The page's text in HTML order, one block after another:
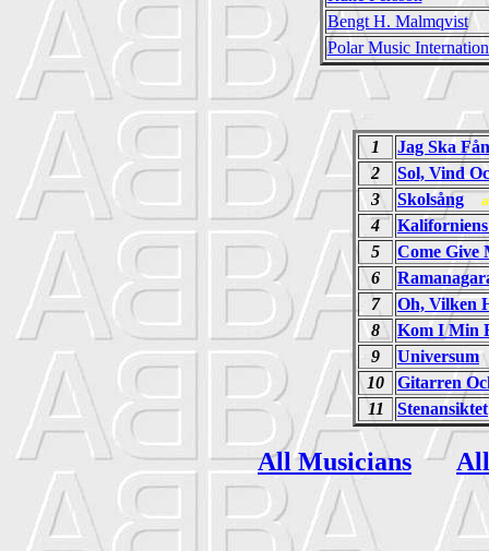
Bengt H. Malmqvist
Polar Music
1
Jag Ska
2
Sol, Vind
3
Skolsång
4
5
Come Give
6
7
Oh, Vilken
8
Kom I Min
9
Universum
10
Gitarren
11
Stenansiktet
All Musicians